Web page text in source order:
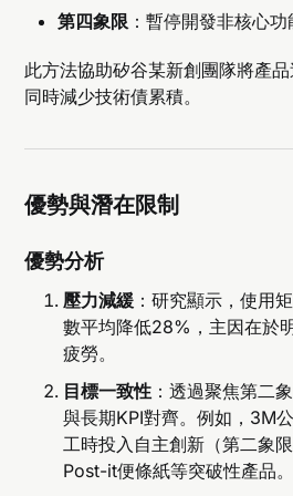
第四象限 ：暫停開發非核心功
此方法協助矽谷某新創團隊將產
同時減少技術債累積。
優勢與潛在限制
優勢分析
壓力減緩 ：研究顯示，使用
數平均降低28%，主因在於
疲勞。
目標一致性 ：透過聚焦第二
與長期KPI對齊。例如，3M
工時投入自主創新（第二象
Post-it便條紙等突破性產品。